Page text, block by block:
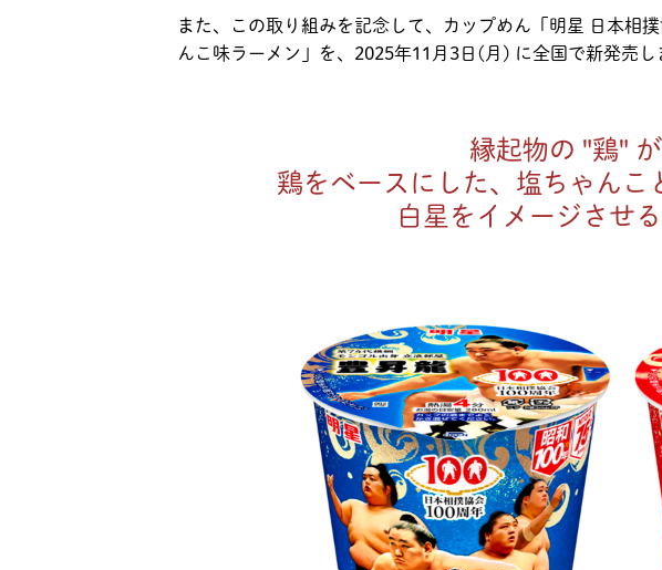
また、この取り組みを記念して、カップめん「明星 日本相
んこ味ラーメン」を、2025年11月3日(月) に全国で新発売し
縁起物の "鶏"
鶏をベースにした、塩ちゃんこ
白星をイメージさせ